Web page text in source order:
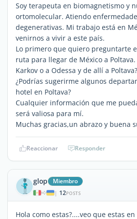
Soy terapeuta en biomagnetismo y
ortomolecular. Atiendo
degenerativas. Mi trabajo está en
venirnos a vivir a este país.
Lo primero que quiero preguntarte
ruta para llegar de México a Poltava.
Karkov o a Odessa y de allí a Poltava?
¿Podrías sugerirme algunos
hotel en Poltava?
Cualquier información que me
será valiosa para mí.
Muchas gracias,un abrazo y buena
Reaccionar Responder
glop Miembro
| 12POSTS
Hola como estas?....veo que estas